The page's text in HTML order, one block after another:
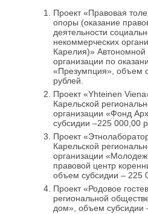
Проект «Правовая
опоры (оказание
деятельности
некоммерческих
Карелия)» Автономной
организации по
«Презумпция», объем
рублей.
Проект «Yhteinen
Карельской
организации «Фонд
субсидии –225 000,00
Проект
Карельской
организации
правовой центр
объем субсидии – 225
Проект «Родовое
региональной
дом», объем субсидии